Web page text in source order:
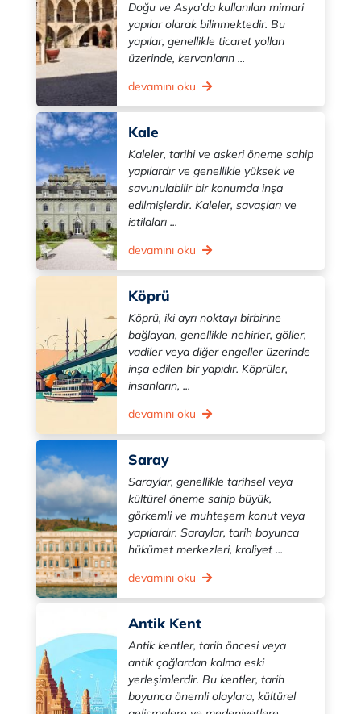
Doğu ve Asya'da kullanılan mimari
yapılar olarak bilinmektedir. Bu
yapılar, genellikle ticaret yolları
üzerinde, kervanların ...
devamını oku
Kale
Kaleler, tarihi ve askeri öneme sahip
yapılardır ve genellikle yüksek ve
savunulabilir bir konumda inşa
edilmişlerdir. Kaleler, savaşları ve
istilaları ...
devamını oku
Köprü
Köprü, iki ayrı noktayı birbirine
bağlayan, genellikle nehirler, göller,
vadiler veya diğer engeller üzerinde
inşa edilen bir yapıdır. Köprüler,
insanların, ...
devamını oku
Saray
Saraylar, genellikle tarihsel veya
kültürel öneme sahip büyük,
görkemli ve muhteşem konut veya
yapılardır. Saraylar, tarih boyunca
hükümet merkezleri, kraliyet ...
devamını oku
Antik Kent
Antik kentler, tarih öncesi veya
antik çağlardan kalma eski
yerleşimlerdir. Bu kentler, tarih
boyunca önemli olaylara, kültürel